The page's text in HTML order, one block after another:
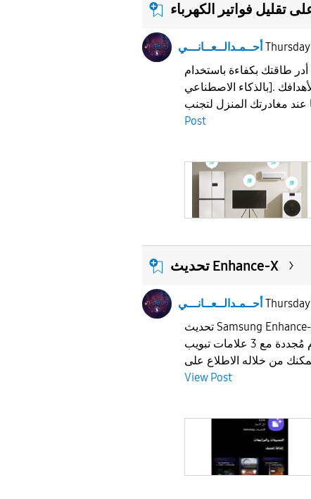
أحــمـدالــعــانـــي Thursday
أدر طاقتك بكفاءة باستخدام SmartThings [وضع الطاقة
بالذكاء الاصطناعي]. الأجهزة تتحكم بها وفقا لأهدافك
Post
تحديث Enhance-X
أحــمـدالــعــانـــي Thursday
تحديث Samsung Enhance-X الإصدار: ١٧.٠.٠٠ :تغييرات
جديدة1) واجهة مستخدم مُجددة مع 3 علامات تبويب
View Post